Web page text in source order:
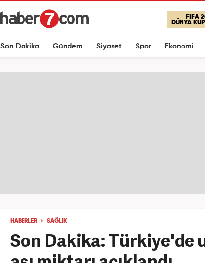
FIFA
DÜNYA
Son Dakika Gündem Siyaset Spor Ekonomi
HABERLER SAĞLIK
Son Dakika: Türkiye'de